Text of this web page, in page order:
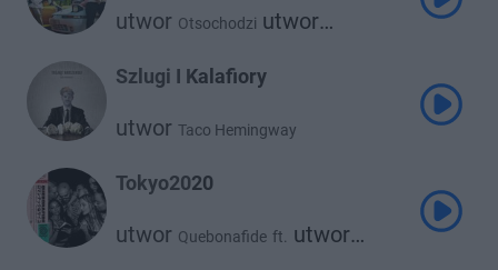
utwor Otsochodzi utwor
Szlugi I Kalafiory
utwor Taco Hemingway
Tokyo2020
utwor Quebonafide ft. utwor